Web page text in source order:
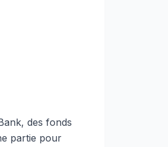
des fonds
partie pour